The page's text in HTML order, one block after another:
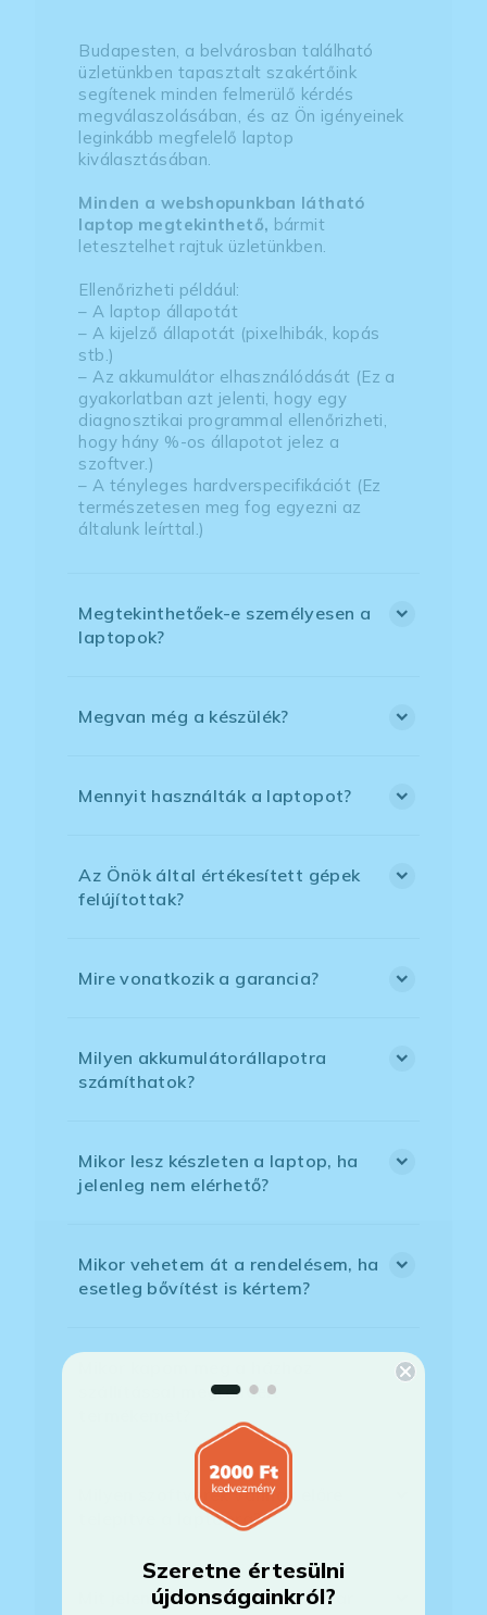
Budapesten, a belvárosban található
üzletünkben tapasztalt szakértőink
segítenek minden felmerülő kérdés
megválaszolásában, és az Ön igényeinek
leginkább megfelelő laptop
kiválasztásában.
Minden a webshopunkban látható
laptop megtekinthető, bármit
letesztelhet rajtuk üzletünkben.
Ellenőrizheti például:
– A laptop állapotát
– A kijelző állapotát (pixelhibák, kopás
stb.)
– Az akkumulátor elhasználódását (Ez a
gyakorlatban azt jelenti, hogy egy
diagnosztikai programmal ellenőrizheti,
hogy hány %-os állapotot jelez a
szoftver.)
– A tényleges hardverspecifikációt (Ez
természetesen meg fog egyezni az
általunk leírttal.)
Megtekinthetőek-e személyesen a
laptopok?
Megvan még a készülék?
Mennyit használták a laptopot?
Az Önök által értékesített gépek
felújítottak?
Mire vonatkozik a garancia?
Milyen akkumulátorállapotra
számíthatok?
Mikor lesz készleten a laptop, ha
jelenleg nem elérhető?
Mikor vehetem át a rendelésem, ha
esetleg bővítést is kértem?
szállítással megrendelt
Milyen szoftverek vannak előre
telepítve a laptopra?
Mit jelent, hogy magyar/magyar
Szeretne értesülni
újdonságainkról?